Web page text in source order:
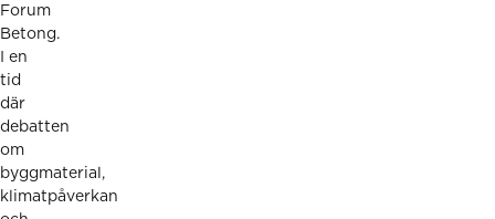
Forum
Betong.
I en
tid
där
debatten
om
byggmaterial,
klimatpåverkan